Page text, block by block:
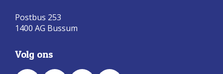
Postbus 253
1400 AG Bussum
Volg ons